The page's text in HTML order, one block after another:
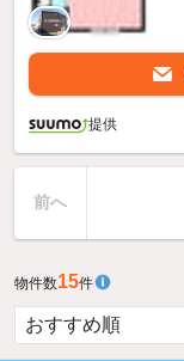
提供
前へ
物件数15件